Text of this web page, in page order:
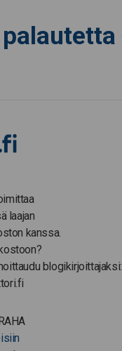
laajan
kanssa.
blogikirjoittajaksi: